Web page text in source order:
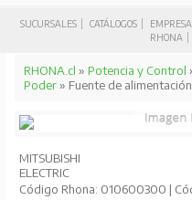
SUCURSALES CATÁLOGOS EMPRESA
RHONA
RHONA.cl » Potencia y Control
Poder» Fuente de alimentación
MITSUBISHI
ELECTRIC
Código Rhona: 010600300 |